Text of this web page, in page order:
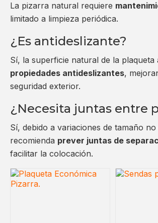
La pizarra natural requiere
limitado a limpieza periódica.
¿Es antideslizante?
Sí, la superficie natural de la plaqueta
propiedades antideslizantes,
seguridad exterior.
¿Necesita juntas entre
Sí, debido a variaciones de tamaño
recomienda prever juntas de
facilitar la colocación.